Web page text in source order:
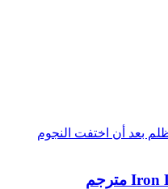
بعد أن اختفت النجوم